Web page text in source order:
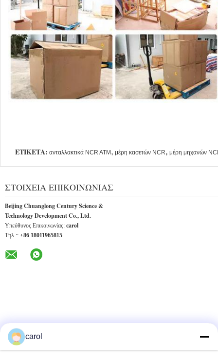
ΕΤΙΚΈΤΑ: ανταλλακτικά NCR ATM, μέρη κασετών NCR, μέρη μηχανών
ΣΤΟΙΧΕΊΑ ΕΠΙΚΟΙΝΩΝΊΑΣ
Beijing Chuanglong Century Science &
Technology Development Co., Ltd.
Υπεύθυνος Επικοινωνίας: carol
Τηλ.:: +86 18011965815
ΆΛΛΑ ΠΡΟΪΌΝΤΑ
carol